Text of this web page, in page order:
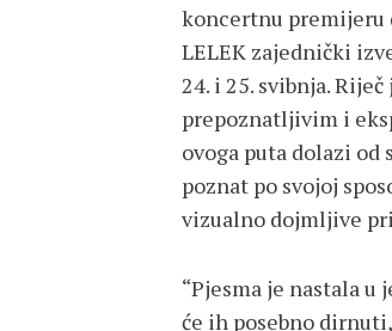
koncertnu premijeru
LELEK zajednički
24. i 25. svibnja.
prepoznatljivim i
ovoga puta dolazi od
poznat po svojoj
vizualno dojmljive
“Pjesma je nastala
će ih posebno